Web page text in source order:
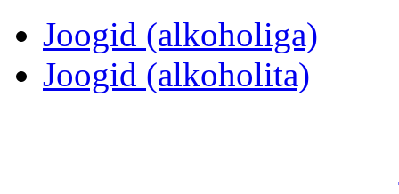
Joogid (alkoholiga)
Joogid (alkoholita)